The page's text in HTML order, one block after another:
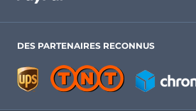
DES PARTENAIRES RECONNUS